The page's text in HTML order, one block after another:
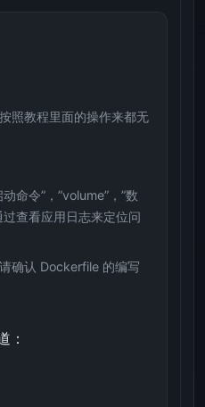
照教程里面的操作来都无
命令”，”volume”，”数
查看应用日志来定位问
确认 Dockerfile 的编写
：